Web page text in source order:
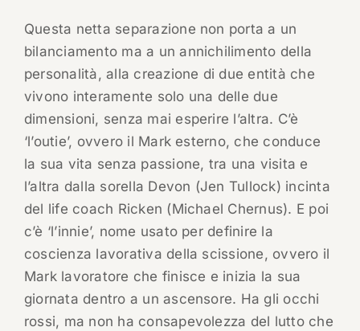
Questa netta separazione non porta a un
bilanciamento ma a un annichilimento della
personalità, alla creazione di due entità che
vivono interamente solo una delle due
dimensioni, senza mai esperire l’altra. C’è
‘l’outie’, ovvero il Mark esterno, che conduce
la sua vita senza passione, tra una visita e
l’altra dalla sorella Devon (Jen Tullock) incinta
del life coach Ricken (Michael Chernus). E poi
c’è ‘l’innie’, nome usato per definire la
coscienza lavorativa della scissione, ovvero il
Mark lavoratore che finisce e inizia la sua
giornata dentro a un ascensore. Ha gli occhi
rossi, ma non ha consapevolezza del lutto che